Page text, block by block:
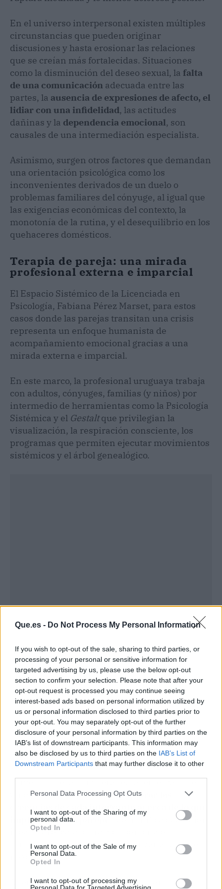
Que.es - Do Not Process My Personal Information
If you wish to opt-out of the sale, sharing to third parties, or
processing of your personal or sensitive information for
targeted advertising by us, please use the below opt-out
section to confirm your selection. Please note that after your
opt-out request is processed you may continue seeing
interest-based ads based on personal information utilized by
us or personal information disclosed to third parties prior to
your opt-out. You may separately opt-out of the further
disclosure of your personal information by third parties on the
IAB’s list of downstream participants. This information may
also be disclosed by us to third parties on the IAB’s List of
Downstream Participants that may further disclose it to other
Personal Data Processing Opt Outs
I want to opt-out of the Sharing of my
personal data.
Opted In
I want to opt-out of the Sale of my
Personal Data.
Opted In
I want to opt-out of processing my
Personal Data for Targeted Advertising.
En el universo interpersonal existen múltiples
circunstancias que pueden originar
discusiones y hasta erosionar las relaciones
que se creían más fortalecidas. Situaciones
como la disminución del deseo sexual, la falta
de una comunicación adecuada entre las
partes, la ausencia de expresiones de afecto, el
lidiar con una infidelidad, las actitudes
dañinas y la dependencia emocional, son
causales de una intermediación especialista.
Asimismo, surgen otros factores que demandan
una orientación psicológica como los
inconvenientes derivados de un duelo o
problemas familiares del cónyuge, al igual que
las exigencias económicas del contexto, la
monotonía de la rutina, y el desequilibrio en los
quehaceres domésticos.
Terapia de pareja: una mirada
profesional externa e imparcial
El Espacio Sistémico de la Licenciada en
Psicología, Fabiana Pérez Marset, para estos
casos donde las parejas transitan una crisis
representa un enfoque humanista de
acompañamiento emocional gracias a una
mirada externa e imparcial.
En este marco, la profesional uruguaya trabaja
con adultos, cónyuges, familias (y niños) por
intermedio de herramientas como la Psicología
Sistémica y el Gestaltque privilegian la
visualización, la respiración consciente, los
programas que permiten ejecutar movimientos
sistémicos y el árbol genealógico.
Publicidad
El método de la psicoterapeuta, en el caso de los
vínculos amorosos, buscaexplorar las
creencias de cada integrante acerca de lo que
implica ser una pareja
– desmitifica cualquier
ideal – y rescata los rasgos personales
constructivos que podrían afianzar a futuro el
nexo.
Además de las citas presenciales, en